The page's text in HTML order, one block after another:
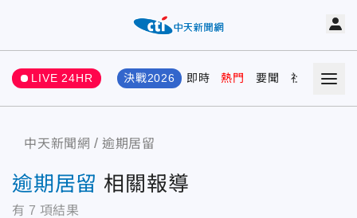
LIVE 24HR 決戰2026 即時 熱門 要聞 社會 娛樂
中天新聞網 逾期居留
逾期居留 相關報導
有 7 項結果